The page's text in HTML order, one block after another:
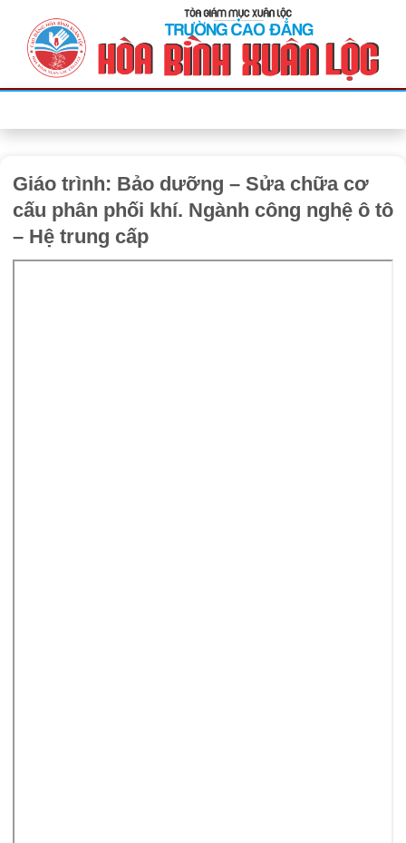
Giáo trình: Bảo dưỡng – Sửa chữa cơ
cấu phân phối khí. Ngành công nghệ ô tô
– Hệ trung cấp